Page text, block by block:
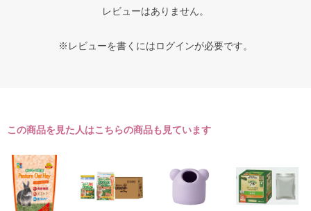
レビューはありません。
※レビューを書くにはログインが必要です。
この商品を見た人はこちらの商品も見ています